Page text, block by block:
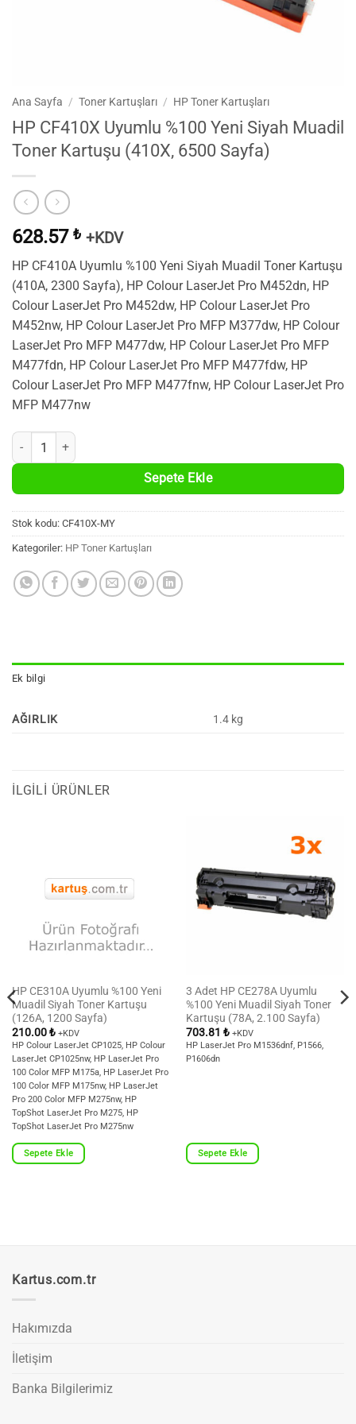
Ana Sayfa / Toner Kartuşları / HP Toner Kartuşları
HP CF410X Uyumlu %100 Yeni Siyah Muadil
Toner Kartuşu (410X, 6500 Sayfa)
628.57 ₺ +KDV
HP CF410A Uyumlu %100 Yeni Siyah Muadil Toner Kartuşu
(410A, 2300 Sayfa), HP Colour LaserJet Pro M452dn, HP
Colour LaserJet Pro M452dw, HP Colour LaserJet Pro
M452nw, HP Colour LaserJet Pro MFP M377dw, HP Colour
LaserJet Pro MFP M477dw, HP Colour LaserJet Pro MFP
M477fdn, HP Colour LaserJet Pro MFP M477fdw, HP
Colour LaserJet Pro MFP M477fnw, HP Colour LaserJet Pro
MFP M477nw
HP CF410X Uyumlu %100 Yeni Siyah Muadil Toner Kartuşu (410X,
Sepete Ekle
Stok kodu: CF410X-MY
Kategoriler: HP Toner Kartuşları
Ek bilgi
AĞIRLIK 1.4 kg
İLGILI ÜRÜNLER
HP CE310A Uyumlu %100 Yeni
Muadil Siyah Toner Kartuşu
(126A, 1200 Sayfa)
210.00₺ +KDV
HP Colour LaserJet CP1025, HP Colour
LaserJet CP1025nw, HP LaserJet Pro
100 Color MFP M175a, HP LaserJet Pro
100 Color MFP M175nw, HP LaserJet
Pro 200 Color MFP M275nw, HP
TopShot LaserJet Pro M275, HP
TopShot LaserJet Pro M275nw
Sepete Ekle
3 Adet HP CE278A Uyumlu
%100 Yeni Muadil Siyah Toner
Kartuşu (78A, 2.100 Sayfa)
703.81 ₺ +KDV
HP LaserJet Pro M1536dnf, P1566,
P1606dn
Sepete Ekle
Kartus.com.tr
Hakımızda
İletişim
Banka Bilgilerimiz